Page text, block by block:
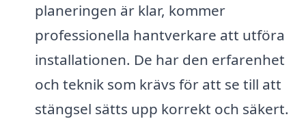
planeringen är klar, kommer
professionella hantverkare att utföra
installationen. De har den erfarenhet
och teknik som krävs för att se till att
stängsel sätts upp korrekt och säkert.